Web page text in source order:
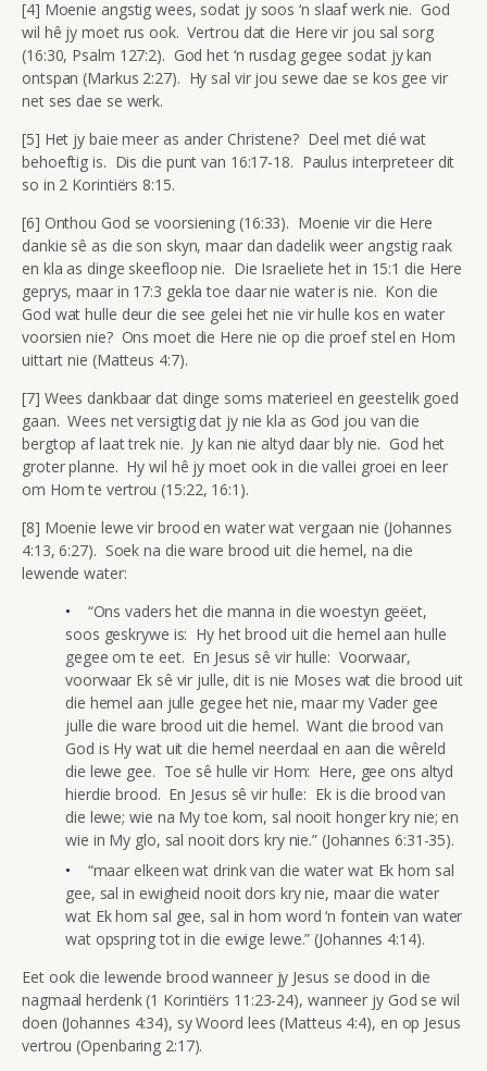
[4] Moenie angstig wees, sodat jy soos ‘n slaaf werk nie. God
wil hê jy moet rus ook. Vertrou dat die Here vir jou sal sorg
(16:30, Psalm 127:2). God het ‘n rusdag gegee sodat jy kan
ontspan (Markus 2:27). Hy sal vir jou sewe dae se kos gee vir
net ses dae se werk.
[5] Het jy baie meer as ander Christene? Deel met dié wat
behoeftig is. Dis die punt van 16:17-18. Paulus interpreteer dit
so in 2 Korintiërs 8:15.
[6] Onthou God se voorsiening (16:33). Moenie vir die Here
dankie sê as die son skyn, maar dan dadelik weer angstig raak
en kla as dinge skeefloop nie. Die Israeliete het in 15:1 die Here
geprys, maar in 17:3 gekla toe daar nie water is nie. Kon die
God wat hulle deur die see gelei het nie vir hulle kos en water
voorsien nie? Ons moet die Here nie op die proef stel en Hom
uittart nie (Matteus 4:7).
[7] Wees dankbaar dat dinge soms materieel en geestelik goed
gaan. Wees net versigtig dat jy nie kla as God jou van die
bergtop af laat trek nie. Jy kan nie altyd daar bly nie. God het
groter planne. Hy wil hê jy moet ook in die vallei groei en leer
om Hom te vertrou (15:22, 16:1).
[8] Moenie lewe vir brood en water wat vergaan nie (Johannes
4:13, 6:27). Soek na die ware brood uit die hemel, na die
lewende water:
“Ons vaders het die manna in die woestyn geëet,
soos geskrywe is: Hy het brood uit die hemel aan hulle
gegee om te eet. En Jesus sê vir hulle: Voorwaar,
voorwaar Ek sê vir julle, dit is nie Moses wat die brood uit
die hemel aan julle gegee het nie, maar my Vader gee
julle die ware brood uit die hemel. Want die brood van
God is Hy wat uit die hemel neerdaal en aan die wêreld
die lewe gee. Toe sê hulle vir Hom: Here, gee ons altyd
hierdie brood. En Jesus sê vir hulle: Ek is die brood van
die lewe; wie na My toe kom, sal nooit honger kry nie; en
wie in My glo, sal nooit dors kry nie.” (Johannes 6:31-35).
“maar elkeen wat drink van die water wat Ek hom sal
gee, sal in ewigheid nooit dors kry nie, maar die water
wat Ek hom sal gee, sal in hom word ‘n fontein van water
wat opspring tot in die ewige lewe.” (Johannes 4:14).
Eet ook die lewende brood wanneer jy Jesus se dood in die
nagmaal herdenk (1 Korintiërs 11:23-24), wanneer jy God se wil
doen (Johannes 4:34), sy Woord lees (Matteus 4:4), en op Jesus
vertrou (Openbaring 2:17).